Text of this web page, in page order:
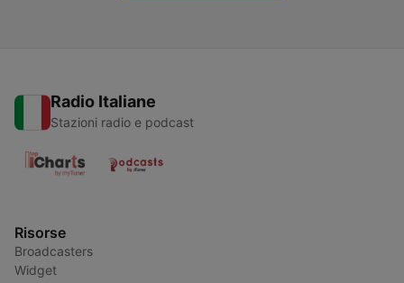
Radio Italiane
Stazioni radio e podcast
Risorse
Broadcasters
Widget